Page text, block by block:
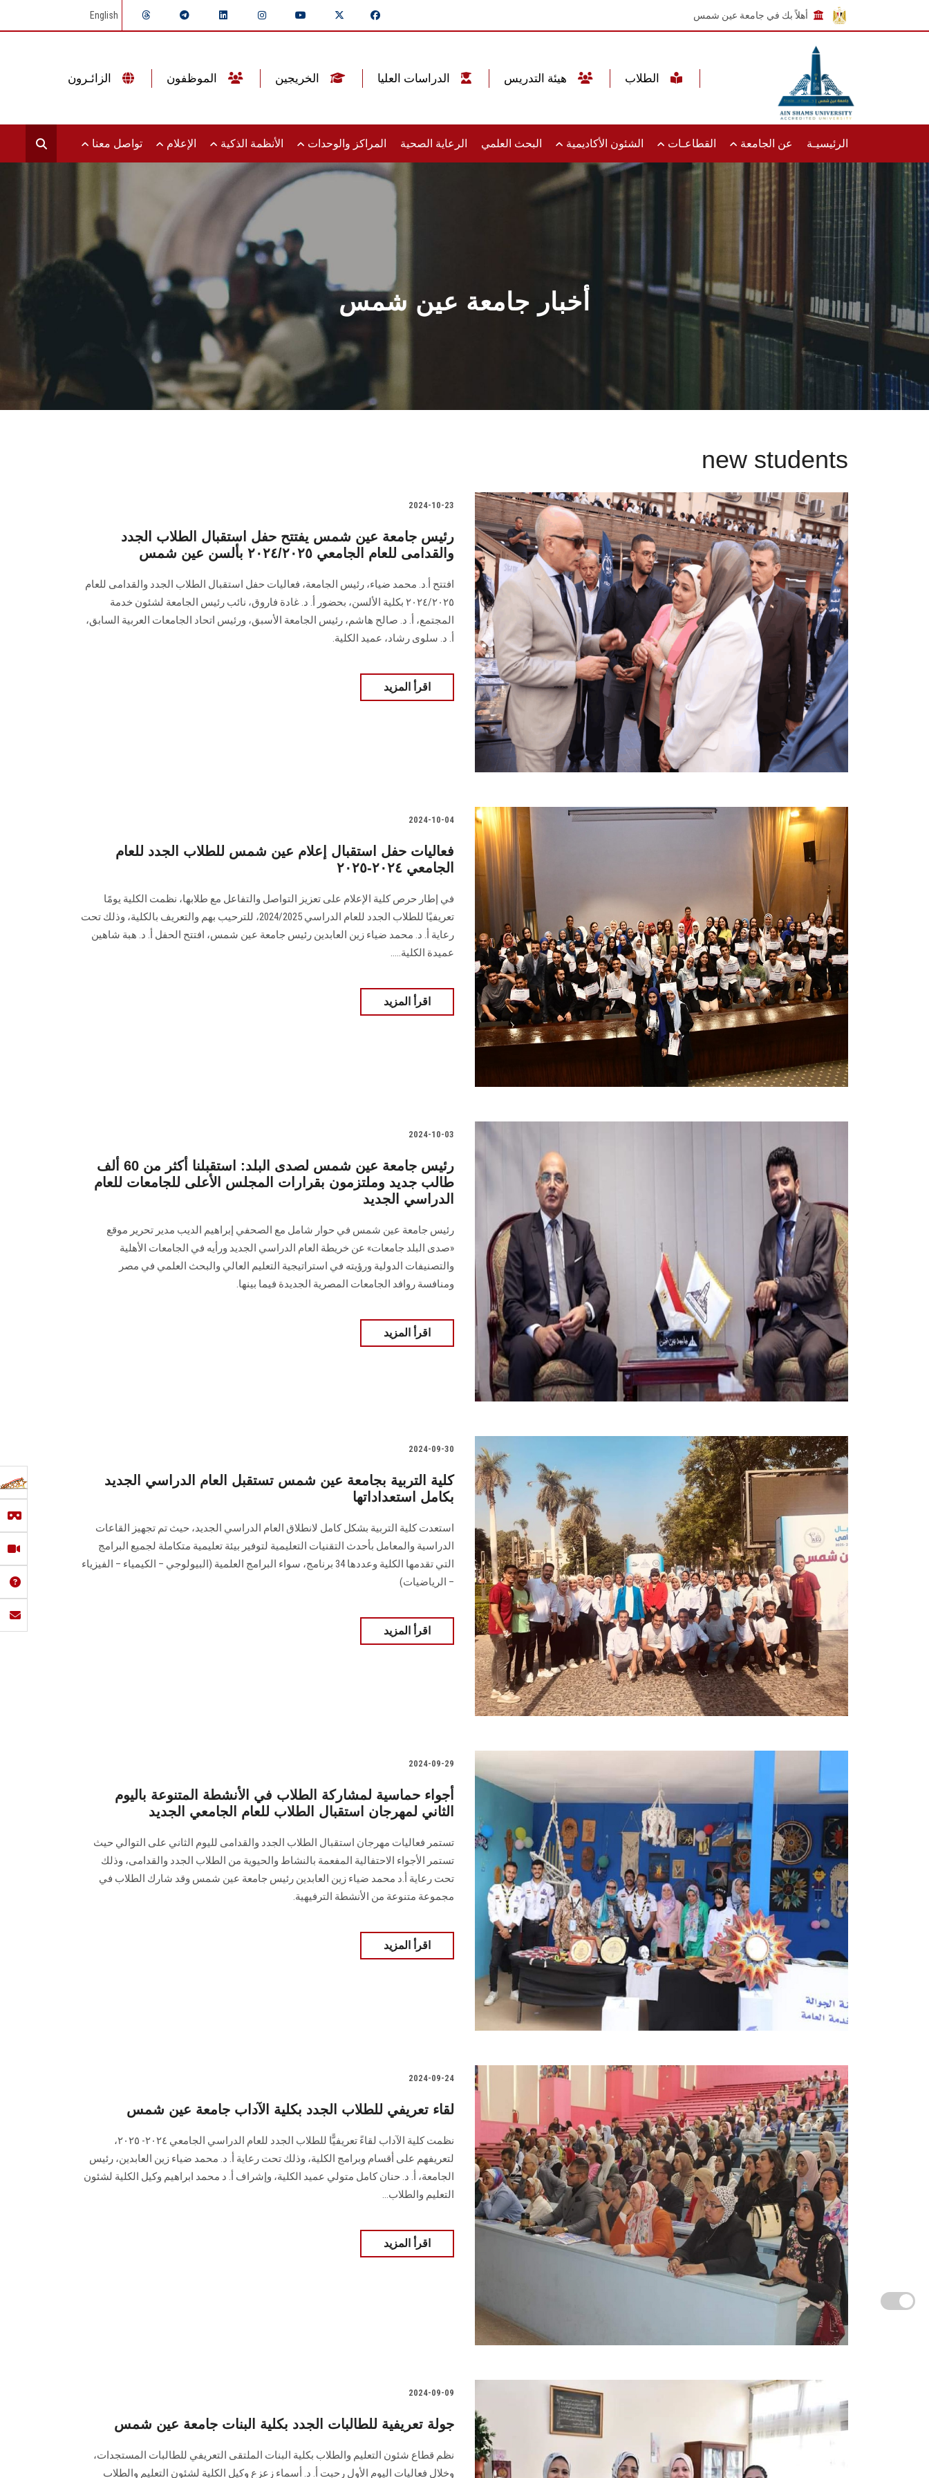
أهلاً بك في جامعة عين شمس English
الرئيسيـة عن الجامعة القطاعـات الشئون الأكاديمية البحث العلمي الرعاية الصحية المراكز والوحدات الأنظمة الذكية الإعلام تواصل معنا
أخبار جامعة عين شمس
new students
2024-10-23
رئيس جامعة عين شمس يفتتح حفل استقبال الطلاب الجدد
والقدامى للعام الجامعي ٢٠٢٤/٢٠٢٥ بألسن عين شمس
افتتح أ.د. محمد ضياء، رئيس الجامعة، فعاليات حفل استقبال الطلاب الجدد والقدامى للعام
٢٠٢٤/٢٠٢٥ بكلية الألسن، بحضور أ. د. غادة فاروق، نائب رئيس الجامعة لشئون خدمة
المجتمع، أ. د. صالح هاشم، رئيس الجامعة الأسبق، ورئيس اتحاد الجامعات العربية السابق،
أ. د. سلوى رشاد، عميد الكلية.
اقرأ المزيد
2024-10-04
فعاليات حفل استقبال إعلام عين شمس للطلاب الجدد للعام
الجامعي ٢٠٢٤-٢٠٢٥
في إطار حرص كلية الإعلام على تعزيز التواصل والتفاعل مع طلابها، نظمت الكلية يومًا
تعريفيًا للطلاب الجدد للعام الدراسي 2024/2025، للترحيب بهم والتعريف بالكلية، وذلك تحت
رعاية أ. د. محمد ضياء زين العابدين رئيس جامعة عين شمس، افتتح الحفل أ. د. هبة شاهين
عميدة الكلية.....
اقرأ المزيد
2024-10-03
رئيس جامعة عين شمس لصدى البلد: استقبلنا أكثر من 60 ألف
طالب جديد وملتزمون بقرارات المجلس الأعلى للجامعات للعام
الدراسي الجديد
رئيس جامعة عين شمس في حوار شامل مع الصحفي إبراهيم الديب مدير تحرير موقع
«صدى البلد جامعات» عن خريطة العام الدراسي الجديد ورأيه في الجامعات الأهلية
والتصنيفات الدولية ورؤيته في استراتيجية التعليم العالي والبحث العلمي في مصر
ومنافسة روافد الجامعات المصرية الجديدة فيما بينها.
اقرأ المزيد
2024-09-30
كلية التربية بجامعة عين شمس تستقبل العام الدراسي الجديد
بكامل استعداداتها
استعدت كلية التربية بشكل كامل لانطلاق العام الدراسي الجديد، حيث تم ‏تجهيز القاعات
الدراسية والمعامل بأحدث التقنيات التعليمية لتوفير بيئة تعليمية متكاملة لجميع ‏البرامج
التي تقدمها الكلية وعددها 34 برنامج، سواء البرامج العلمية (البيولوجي – الكيمياء – ‏الفيزياء
– الرياضيات)
اقرأ المزيد
2024-09-29
أجواء حماسية لمشاركة الطلاب في الأنشطة المتنوعة باليوم
الثاني لمهرجان استقبال الطلاب للعام الجامعي الجديد
تستمر فعاليات مهرجان استقبال الطلاب الجدد والقدامى لليوم الثاني على التوالي حيث
تستمر الأجواء الاحتفالية المفعمة بالنشاط والحيوية من الطلاب الجدد والقدامى، وذلك
تحت رعاية أ.د محمد ضياء زين العابدين رئيس جامعة عين شمس وقد شارك الطلاب في
مجموعة متنوعة من الأنشطة الترفيهية.
اقرأ المزيد
2024-09-24
لقاء تعريفي للطلاب الجدد بكلية الآداب جامعة عين شمس
نظمت كلية الآداب لقاءً تعريفيًّا للطلاب الجدد للعام الدراسي الجامعي ٢٠٢٤- ٢٠٢٥،
لتعريفهم على أقسام وبرامج الكلية، وذلك تحت رعاية أ. د. محمد ضياء زين العابدين، رئيس
الجامعة، أ. د. حنان كامل متولي عميد الكلية، وإشراف أ. د محمد ابراهيم وكيل الكلية لشئون
التعليم والطلاب...
اقرأ المزيد
2024-09-09
جولة تعريفية للطالبات الجدد بكلية البنات جامعة عين شمس
نظم قطاع شئون التعليم والطلاب بكلية البنات الملتقى التعريفي للطالبات المستجدات،
وخلال فعاليات اليوم الأول رحبت أ. د. أسماء زعزع وكيل الكلية لشئون التعليم ‏والطلاب